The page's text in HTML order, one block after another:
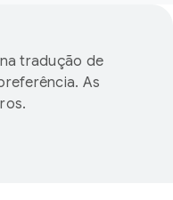
tradução de
As